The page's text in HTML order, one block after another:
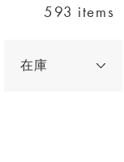
593 items
在庫